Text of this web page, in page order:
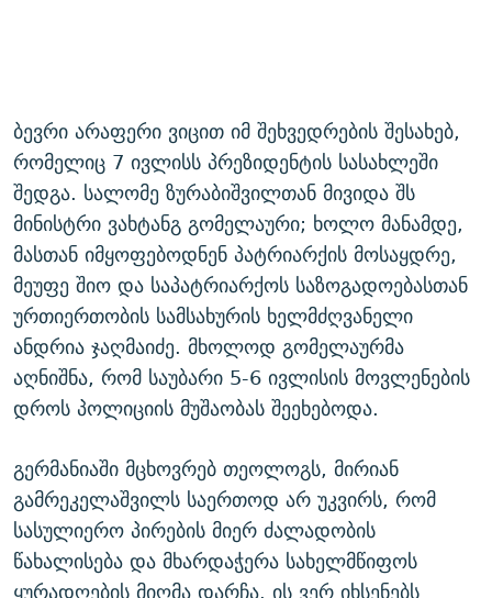
ბევრი არაფერი ვიცით იმ შეხვედრების შესახებ,
რომელიც 7 ივლისს პრეზიდენტის სასახლეში
შედგა. სალომე ზურაბიშვილთან მივიდა შს
მინისტრი ვახტანგ გომელაური; ხოლო მანამდე,
მასთან იმყოფებოდნენ პატრიარქის მოსაყდრე,
მეუფე შიო და საპატრიარქოს საზოგადოებასთან
ურთიერთობის სამსახურის ხელმძღვანელი
ანდრია ჯაღმაიძე. მხოლოდ გომელაურმა
აღნიშნა, რომ საუბარი 5-6 ივლისის მოვლენების
დროს პოლიციის მუშაობას შეეხებოდა.
გერმანიაში მცხოვრებ თეოლოგს, მირიან
გამრეკელაშვილს საერთოდ არ უკვირს, რომ
სასულიერო პირების მიერ ძალადობის
წახალისება და მხარდაჭერა სახელმწიფოს